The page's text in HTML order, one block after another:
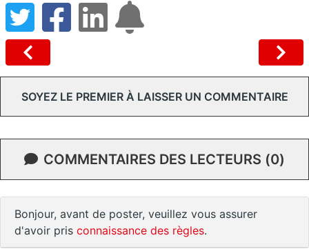
SOYEZ LE PREMIER À LAISSER UN COMMENTAIRE
COMMENTAIRES DES LECTEURS (0)
Bonjour, avant de poster, veuillez vous assurer
d'avoir pris connaissance des règles.